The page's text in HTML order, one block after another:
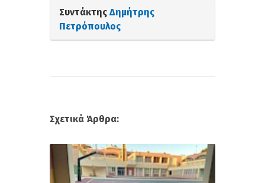
Συντάκτης Δημήτρης
Πετρόπουλος
Σχετικά Άρθρα: